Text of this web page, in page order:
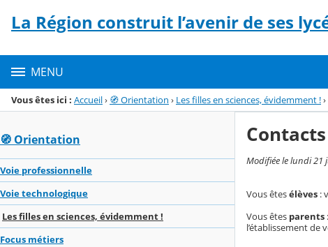
Menu de la rubrique
Contenu
La Région construit l’avenir de ses
MENU
Vous êtes ici : Accueil› 🧭 Orientation › Les filles en sciences, évidemment !›
🧭 Orientation
Voie professionnelle
Voie technologique
Les filles en sciences, évidemment !
Focus métiers
Contacts
Modifiée le lundi 21
Vous êtesélèves :
Vous êtes parents
l’établissement de